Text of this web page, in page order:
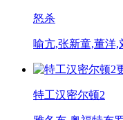
怒杀
喻亢,张新童,董洋,
特工汉密尔顿2